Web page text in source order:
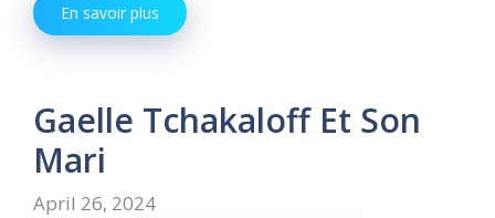
En savoir plus
Gaelle Tchakaloff Et Son
Mari
April 26, 2024